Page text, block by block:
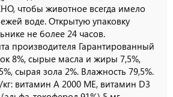
чтобы животное всегда имело
воде. Открытую упаковку
не более 24 часов.
производителя Гарантированный
8%, сырые масла и жиры 7,5%,
сырая зола 2%. Влажность 79,5%.
витамин А 2000 МЕ, витамин D3